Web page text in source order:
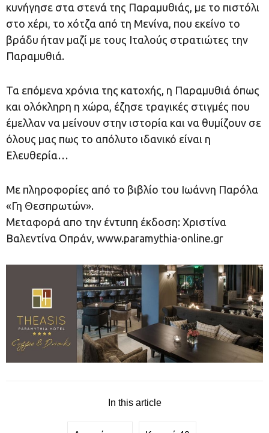
κυνήγησε στα στενά της Παραμυθιάς, με το πιστόλι
στο χέρι, το χότζα από τη Μενίνα, που εκείνο το
βράδυ ήταν μαζί με τους Ιταλούς στρατιώτες την
Παραμυθιά.
Τα επόμενα χρόνια της κατοχής, η Παραμυθιά όπως
και ολόκληρη η χώρα, έζησε τραγικές στιγμές που
έμελλαν να μείνουν στην ιστορία και να θυμίζουν σε
όλους μας πως το απόλυτο ιδανικό είναι η
Ελευθερία…
Με πληροφορίες από το βιβλίο του Ιωάννη Παρόλα
«Γη Θεσπρωτών».
Μεταφορά απο την έντυπη έκδοση: Χριστίνα
Βαλεντίνα Οπράν, www.paramythia-online.gr
In this article